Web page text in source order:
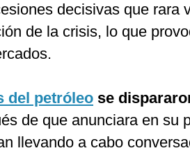
decisivas que rara
de la crisis, lo que
del petróleo se
de que anunciara en su
llevando a cabo